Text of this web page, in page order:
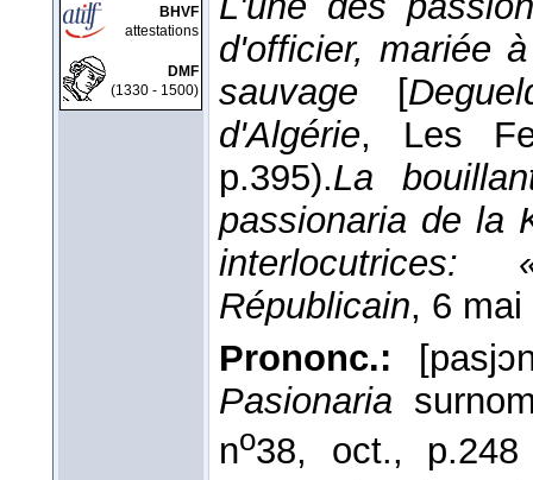
BHVF
attestations
DMF
(1330 - 1500)
d'officier, mariée
sauvage
[
d'Algérie, Les
p.395).La
passionaria de la
Républicain, 6 mai
Prononc.:
Pasionaria
no38, oct.,